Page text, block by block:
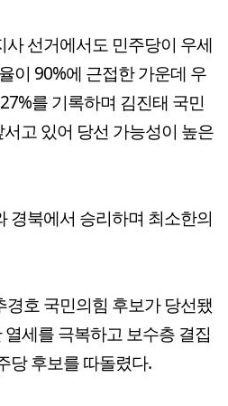
선거에서도 민주당이 우세
이 90%에 근접한 가운데 우
를 기록하며 김진태 국민
고 있어 당선 가능성이 높은
경북에서 승리하며 최소한의
호 국민의힘 후보가 당선됐
세를 극복하고 보수층 결집
당 후보를 따돌렸다.